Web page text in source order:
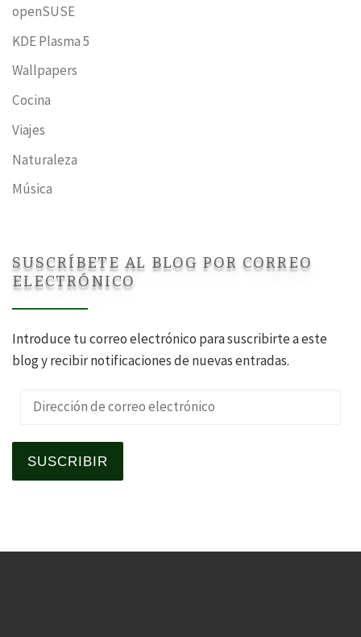
openSUSE
KDE Plasma 5
Wallpapers
Cocina
Viajes
Naturaleza
Música
SUSCRÍBETE AL BLOG POR CORREO
ELECTRÓNICO
Introduce tu correo electrónico para suscribirte a este
blog y recibir notificaciones de nuevas entradas.
Dirección de correo electrónico
SUSCRIBIR